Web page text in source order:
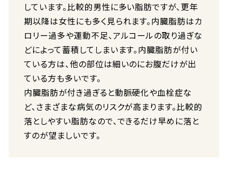
しています。比較的男性に多い脂肪ですが、更年
期以降は女性にも多く見られます。内臓脂肪はカ
ロリー過多や運動不足、アルコールの取り過ぎな
どによって蓄積してしまいます。内臓脂肪が付い
ている方は、他の部位は細いのにお腹だけが出
ている方も多いです。
内臓脂肪が付き過ぎると動脈硬化や血栓症な
ど、さまざまな病気のリスクが高まります。比較的
落としやすい脂肪なので、できるだけ早めに落と
すのが望ましいです。